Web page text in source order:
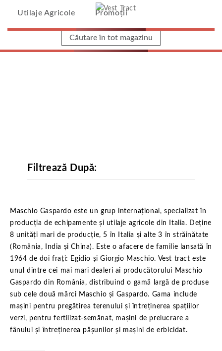
Utilaje Agricole Promoții
Filtrează După:
Maschio Gaspardo este un grup internațional, specializat în
producția de echipamente și utilaje agricole din Italia. Deține
8 unităţi mari de producţie, 5 în Italia şi alte 3 în străinătate
(România, India şi China). Este o afacere de familie lansată în
1964 de doi frați: Egidio și Giorgio Maschio. Vest tract este
unul dintre cei mai mari dealeri ai producătorului Maschio
Gaspardo din România, distribuind o gamă largă de produse
sub cele două mărci Maschio și Gaspardo. Gama include
mașini pentru pregătirea terenului și întreținerea spațiilor
verzi, pentru fertilizat-semănat, mașini de prelucrare a
fânului și întreținerea pășunilor și mașini de erbicidat.